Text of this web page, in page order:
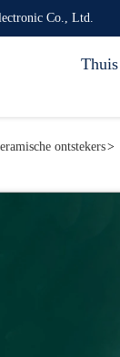
Co., Ltd.
Thuis
ontstekers>